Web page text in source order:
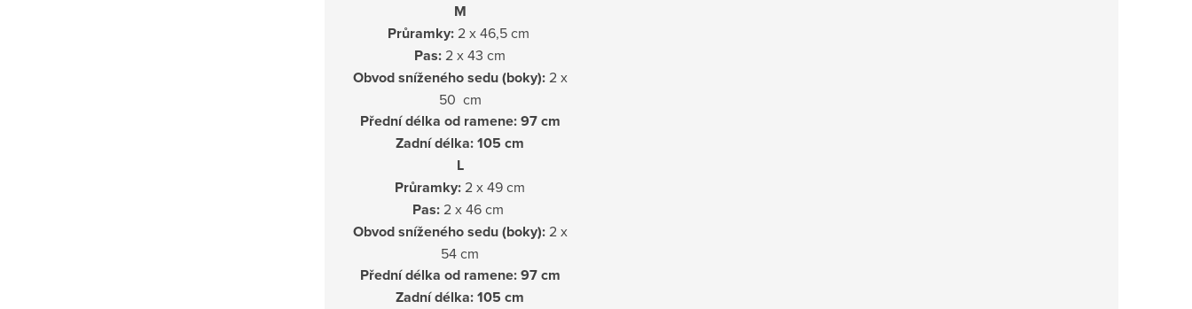
M
Průramky:2 x 46,5 cm
Pas:2 x 43 cm
Obvod sníženého sedu (boky):2 x
50 cm
Přední délka od ramene: 97 cm
Zadní délka: 105 cm
L
Průramky:2 x 49 cm
Pas:2 x 46 cm
Obvod sníženého sedu (boky):2 x
54 cm
Přední délka od ramene: 97 cm
Zadní délka: 105 cm